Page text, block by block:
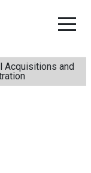
Acquisitions and